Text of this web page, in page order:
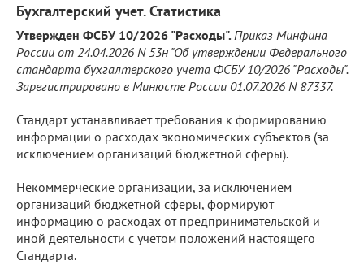
Бухгалтерский учет. Статистика
Утвержден ФСБУ 10/2026 "Расходы". Приказ Минфина
России от 24.04.2026 N 53н "Об утверждении Федерального
стандарта бухгалтерского учета ФСБУ 10/2026 "Расходы".
Зарегистрировано в Минюсте России 01.07.2026 N 87337.
Стандарт устанавливает требования к формированию
информации о расходах экономических субъектов (за
исключением организаций бюджетной сферы).
Некоммерческие организации, за исключением
организаций бюджетной сферы, формируют
информацию о расходах от предпринимательской и
иной деятельности с учетом положений настоящего
Стандарта.